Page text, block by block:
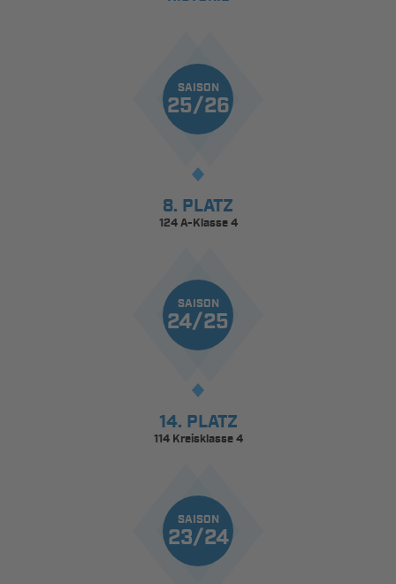
SAISON
25/26
8. PLATZ
124 A-Klasse 4
SAISON
24/25
14. PLATZ
114 Kreisklasse 4
SAISON
23/24